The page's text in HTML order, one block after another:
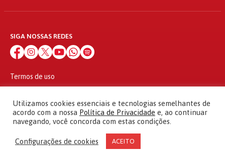
SIGA NOSSAS REDES
Termos de uso
© 2010 - 2026
Partido dos Trabalhadores Todos os direitos reservados
Utilizamos cookies essenciais e tecnologias semelhantes de
acordo com a nossa Política de Privacidade e, ao continuar
navegando, você concorda com estas condições.
Configurações de cookies ACEITO